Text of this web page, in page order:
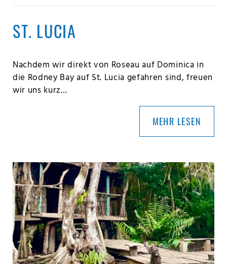
ST. LUCIA
Nachdem wir direkt von Roseau auf Dominica in
die Rodney Bay auf St. Lucia gefahren sind, freuen
wir uns kurz…
MEHR LESEN